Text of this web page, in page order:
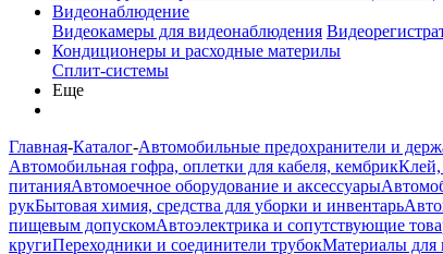
Видеонаблюдение
Видеокамеры для видеонаблюдения
Кондиционеры и расходные материлы
Сплит-системы
Еще
Главная-Каталог-Автомобильные предохранители и
Автомобильная гофра, оплетки для кабеля, кембрикКлей,
питанияАвтомоечное оборудование и аксессуары
рукБытовая химия, средства для уборки и инвентарь
пищевым допускомАвтоэлектрика и сопутствующие
кругиПереходники и соединители трубокМатериалы для